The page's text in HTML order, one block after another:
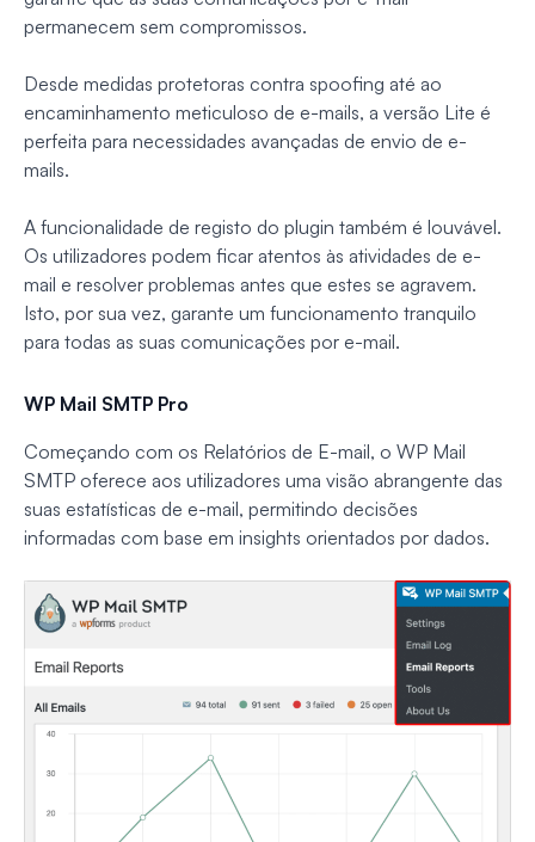
permanecem sem compromissos.
Desde medidas protetoras contra spoofing até ao
encaminhamento meticuloso de e-mails, a versão Lite é
perfeita para necessidades avançadas de envio de e-
mails.
A funcionalidade de registo do plugin também é louvável.
Os utilizadores podem ficar atentos às atividades de e-
mail e resolver problemas antes que estes se agravem.
Isto, por sua vez, garante um funcionamento tranquilo
para todas as suas comunicações por e-mail.
WP Mail SMTP Pro
Começando com os Relatórios de E-mail, o WP Mail
SMTP oferece aos utilizadores uma visão abrangente das
suas estatísticas de e-mail, permitindo decisões
informadas com base em insights orientados por dados.